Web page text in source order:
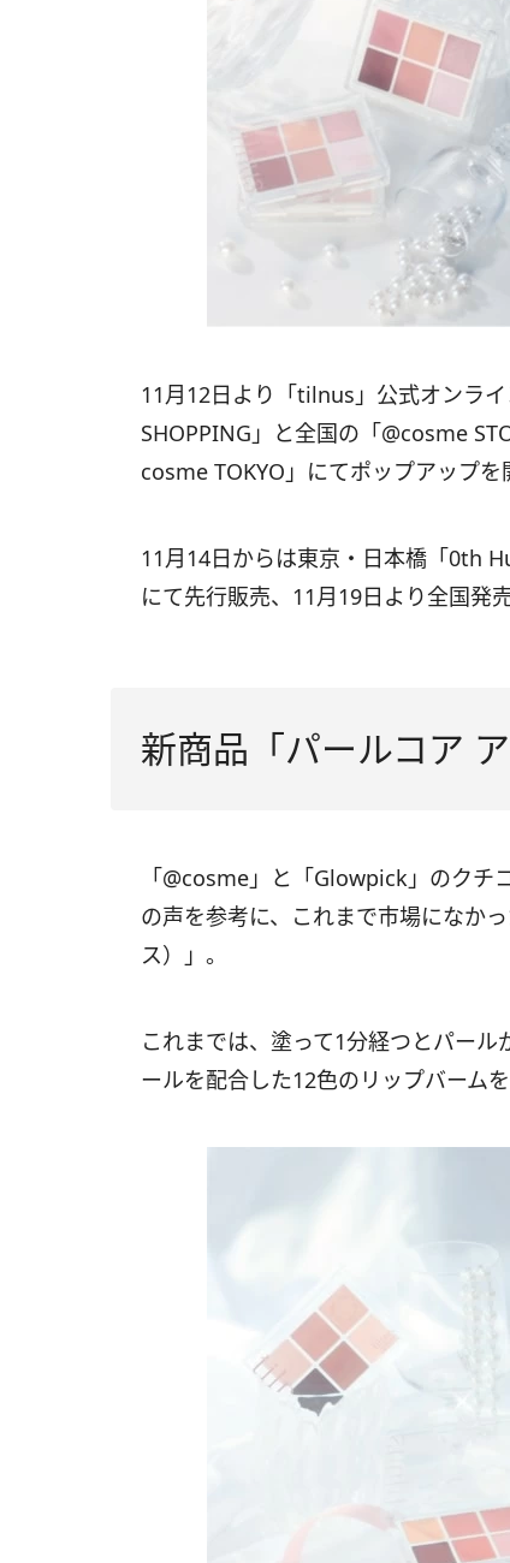
11月12日より「tilnus」公式オンラ
SHOPPING」と全国の「@cosme
cosme TOKYO」にてポップアップを
11月14日からは東京・日本橋「0th
にて先行販売、11月19日より全国発売
新商品「パールコア
「@cosme」と「Glowpick」のク
の声を参考に、これまで市場になか
ス）」。
これまでは、塗って1分経つとパー
ールを配合した12色のリップバームを